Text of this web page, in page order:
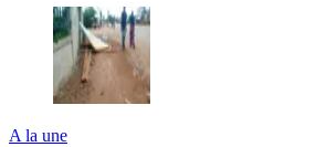
A la une